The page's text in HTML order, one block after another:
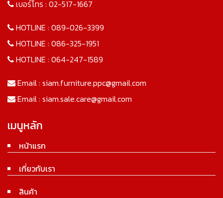
เบอร์โทร : 02-517-1667
HOTLINE : 089-026-3399
HOTLINE : 086-325-1951
HOTLINE : 064-247-1589
Email : siam.furniture.ppc@gmail.com
Email : siam.sale.care@gmail.com
เมนูหลัก
หน้าแรก
เกี่ยวกับเรา
สินค้า